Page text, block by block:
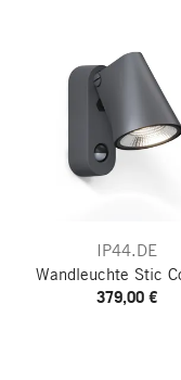
IP44.DE
Wandleuchte Stic
379,00 €